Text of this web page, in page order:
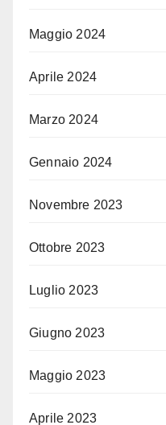
Maggio 2024
Aprile 2024
Marzo 2024
Gennaio 2024
Novembre 2023
Ottobre 2023
Luglio 2023
Giugno 2023
Maggio 2023
Aprile 2023